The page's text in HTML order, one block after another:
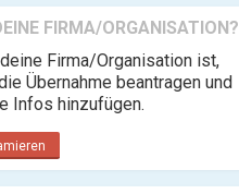
FIRMA/ORGANISATION?
Firma/Organisation ist,
Übernahme beantragen und
Infos hinzufügen.